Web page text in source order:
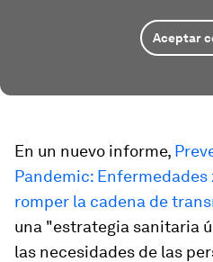
Aceptar
En un nuevo informe,
Pandemic:
romper la cadena de
una "estrategia sanitaria
las necesidades de las